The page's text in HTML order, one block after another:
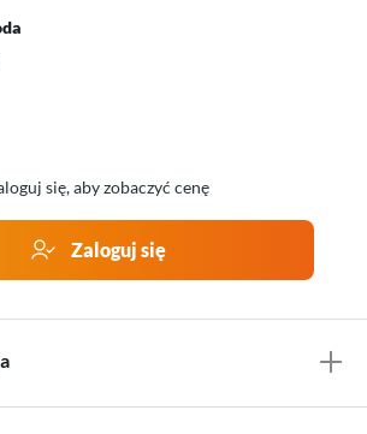
się, aby zobaczyć cenę
Zaloguj się